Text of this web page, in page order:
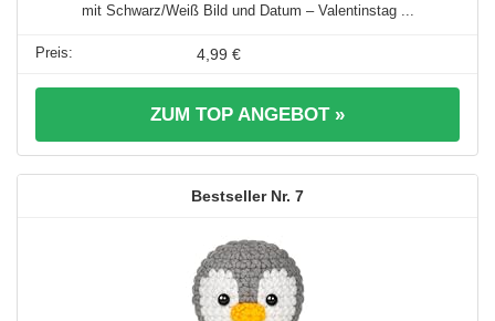
mit Schwarz/Weiß Bild und Datum – Valentinstag ...
4,99 €
ZUM TOP ANGEBOT »
7